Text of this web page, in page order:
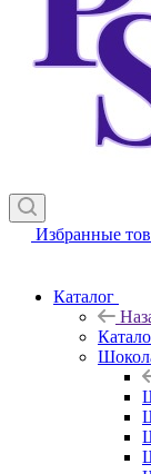
Избранные
Каталог